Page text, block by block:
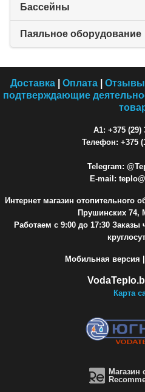
Бассейны
Паяльное оборудование
Доставка Оплата Отзывы
подтверждающие
A1: +375 (29)
Телефон: +375
Telegram:
E-mail:
Интернет магазин отопительного
Прушинских 74,
Работаем с 9:00 до 17:30
Мобильная версия |
Карта
Магазин